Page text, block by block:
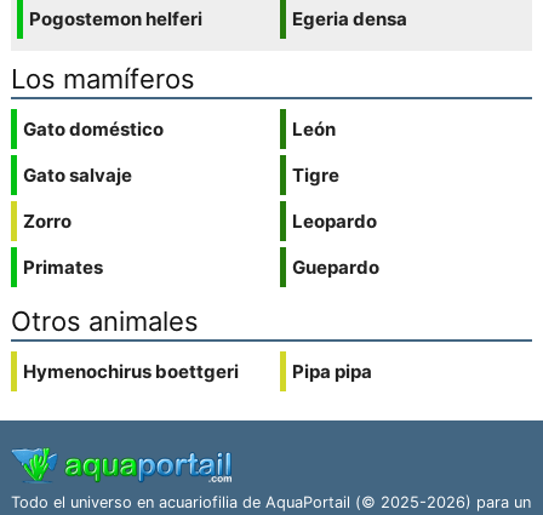
Pogostemon helferi
Egeria densa
Los mamíferos
Gato doméstico
Gato salvaje
Zorro
Primates
León
Tigre
Leopardo
Guepardo
Otros animales
Hymenochirus boettgeri Pipa pipa
Todo el universo en acuariofilia de AquaPortail (© 2025-2026) para un